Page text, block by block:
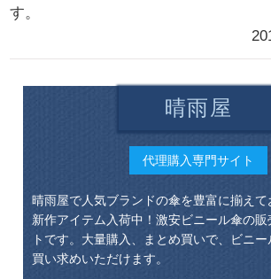
す。
晴雨屋
代理購入専門サイト
晴雨屋で人気ブランドの傘を豊富に揃えて
新作アイテム入荷中！激安ビニール傘の販
トです。大量購入、まとめ買いで、ビニ
買い求めいただけます。